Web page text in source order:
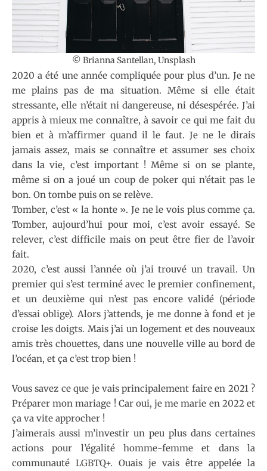
© Brianna Santellan, Unsplash
2020 a été une année compliquée pour plus d’un. Je ne
me plains pas de ma situation. Même si elle était
stressante, elle n’était ni dangereuse, ni désespérée. J’ai
appris à mieux me connaître, à savoir ce qui me fait du
bien et à m’affirmer quand il le faut. Je ne le dirais
jamais assez, mais se connaître et assumer ses choix
dans la vie, c’est important ! Même si on se plante,
même si on a joué un coup de poker qui n’était pas le
bon. On tombe puis on se relève.
Tomber, c’est « la honte ». Je ne le vois plus comme ça.
Tomber, aujourd’hui pour moi, c’est avoir essayé. Se
relever, c’est difficile mais on peut être fier de l’avoir
fait.
2020, c’est aussi l’année où j’ai trouvé un travail. Un
premier qui s’est terminé avec le premier confinement,
et un deuxième qui n’est pas encore validé (période
d’essai oblige). Alors j’attends, je me donne à fond et je
croise les doigts. Mais j’ai un logement et des nouveaux
amis très chouettes, dans une nouvelle ville au bord de
l’océan, et ça c’est trop bien !
Vous savez ce que je vais principalement faire en 2021 ?
Préparer mon mariage ! Car oui, je me marie en 2022 et
ça va vite approcher !
J’aimerais aussi m’investir un peu plus dans certaines
actions pour l’égalité homme-femme et dans la
communauté LGBTQ+. Ouais je vais être appelée la